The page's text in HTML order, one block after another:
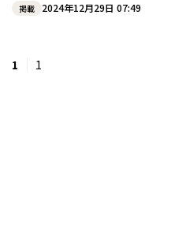
掲載 2024年12月29日 07:49
1 1